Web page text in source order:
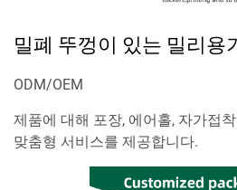
밀폐 뚜껑이 있는 밀리용기
ODM/OEM
제품에 대해 포장, 에어홀, 자가접
맞춤형 서비스를 제공합니다.